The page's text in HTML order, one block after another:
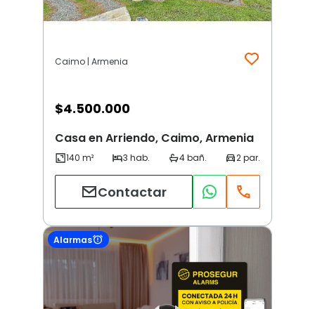
Caimo | Armenia
$4.500.000
Casa en Arriendo, Caimo, Armenia
Contactar
Alarmas